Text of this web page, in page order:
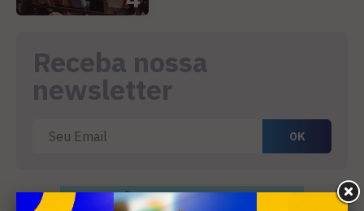
Receba nossa
newsletter